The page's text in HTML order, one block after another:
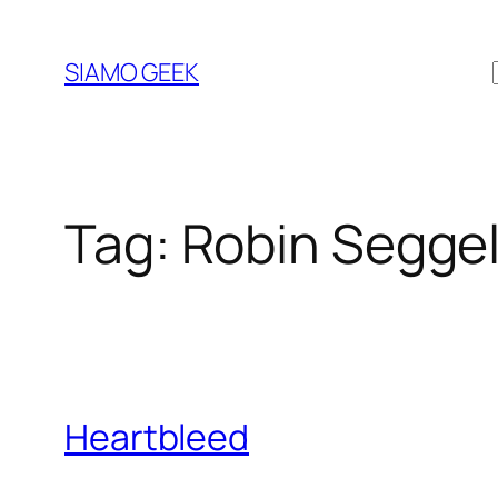
contenuto
SIAMO GEEK
Tag: Robin
Heartbleed